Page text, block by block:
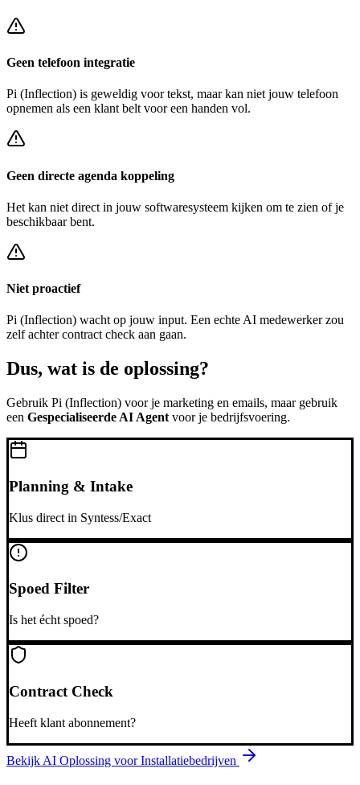
Geen telefoon integratie
Pi (Inflection) is geweldig voor tekst, maar kan niet jouw telefoon
opnemen als een klant belt voor een handen vol.
Geen directe agenda koppeling
Het kan niet direct in jouw softwaresysteem kijken om te zien of je
beschikbaar bent.
Niet proactief
Pi (Inflection) wacht op jouw input. Een echte AI medewerker zou
zelf achtercontract check aan gaan.
Dus, wat is de oplossing?
Gebruik Pi (Inflection) voor je marketing en emails, maar gebruik
een Gespecialiseerde AI Agent voor je bedrijfsvoering.
Planning & Intake
Klus direct in Syntess/Exact
Spoed Filter
Is het écht spoed?
Contract Check
Heeft klant abonnement?
Bekijk AI Oplossing voorInstallatiebedrijven